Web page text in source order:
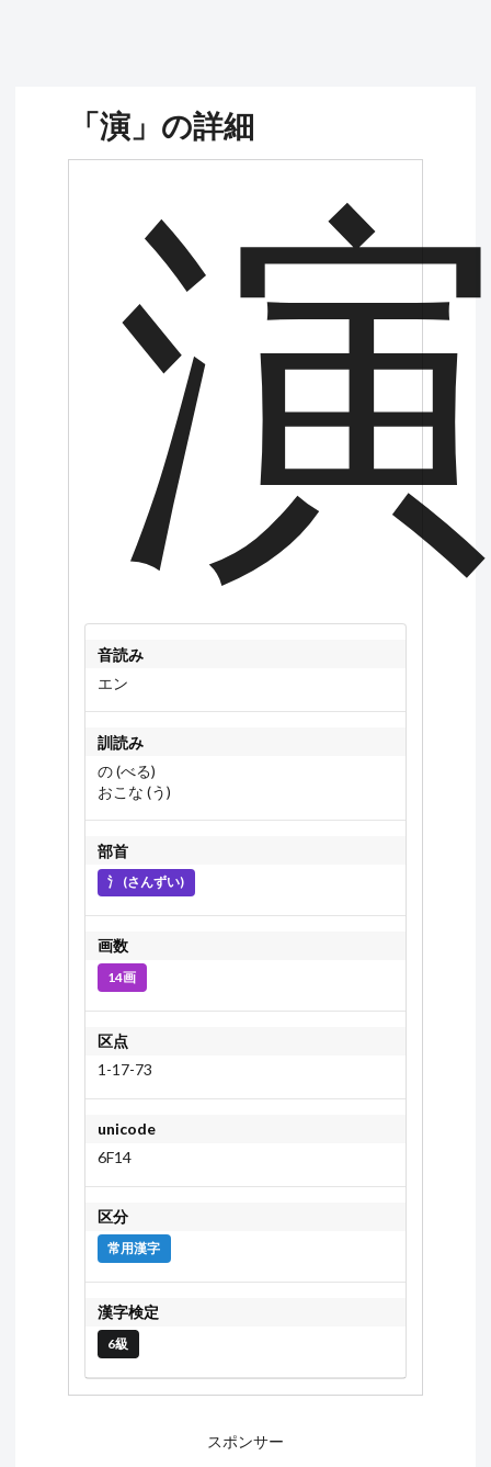
「演」の詳細
音読み
エン
訓読み
の (べる)
おこな (う)
部首
氵 (さんずい)
画数
14画
区点
1-17-73
unicode
6F14
区分
常用漢字
漢字検定
6級
スポンサー